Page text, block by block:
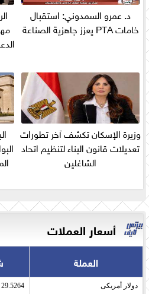
د. عمرو السمدوني: استقبال
خامات PTA يعزز جاهزية الصناعة
وزيرة الإسكان تكشف آخر تطورات
تعديلات قانون البناء لتنظيم اتحاد
الشاغلين
أسعار العملات
العملة
دولار أمريكى​ 29.5264